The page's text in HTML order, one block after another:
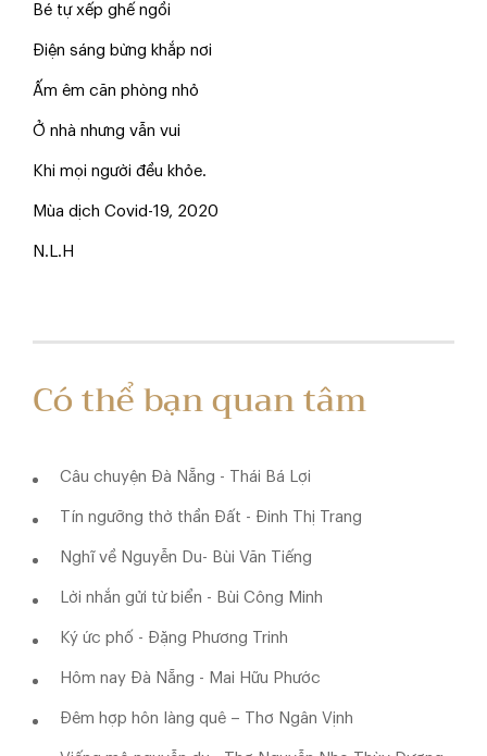
Bé tự xếp ghế ngồi
Điện sáng bừng khắp nơi
Ấm êm căn phòng nhỏ
Ở nhà nhưng vẫn vui
Khi mọi người đều khỏe.
Mùa dịch Covid-19, 2020
N.L.H
Có thể bạn quan tâm
Câu chuyện Đà Nẵng - Thái Bá Lợi
Tín ngưỡng thờ thần Đất - Đinh Thị Trang
Nghĩ về Nguyễn Du- Bùi Văn Tiếng
Lời nhắn gửi từ biển - Bùi Công Minh
Ký ức phố - Đặng Phương Trinh
Hôm nay Đà Nẵng - Mai Hữu Phước
Đêm hợp hôn làng quê – Thơ Ngân Vịnh